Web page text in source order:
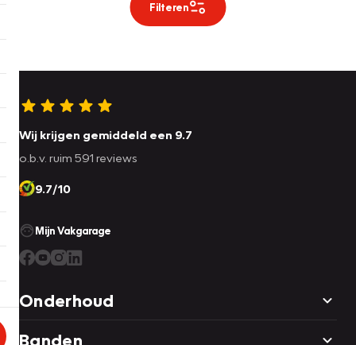
Filteren
Wij krijgen gemiddeld een 9.7
o.b.v. ruim 591 reviews
9.7/10
Mijn Vakgarage
Onderhoud
Banden